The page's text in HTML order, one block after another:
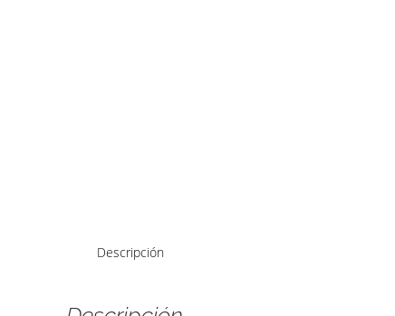
Descripción